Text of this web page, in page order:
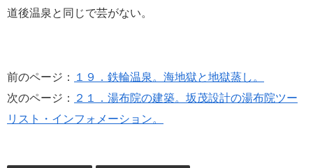
道後温泉と同じで芸がない。
前のページ：
１９．鉄輪温泉。海地獄と地獄蒸し。
次のページ：
２１．湯布院の建築。坂茂設計の湯布院ツー
リスト・インフォメーション。